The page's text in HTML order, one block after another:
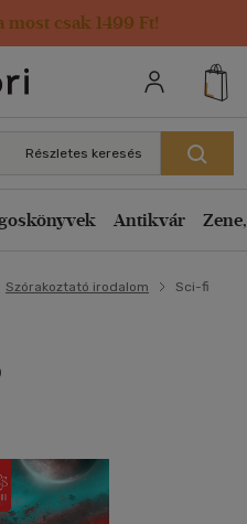
most csak 1499 Ft!
Részletes keresés
Antikvár
Szórakoztató irodalom Sci-fi